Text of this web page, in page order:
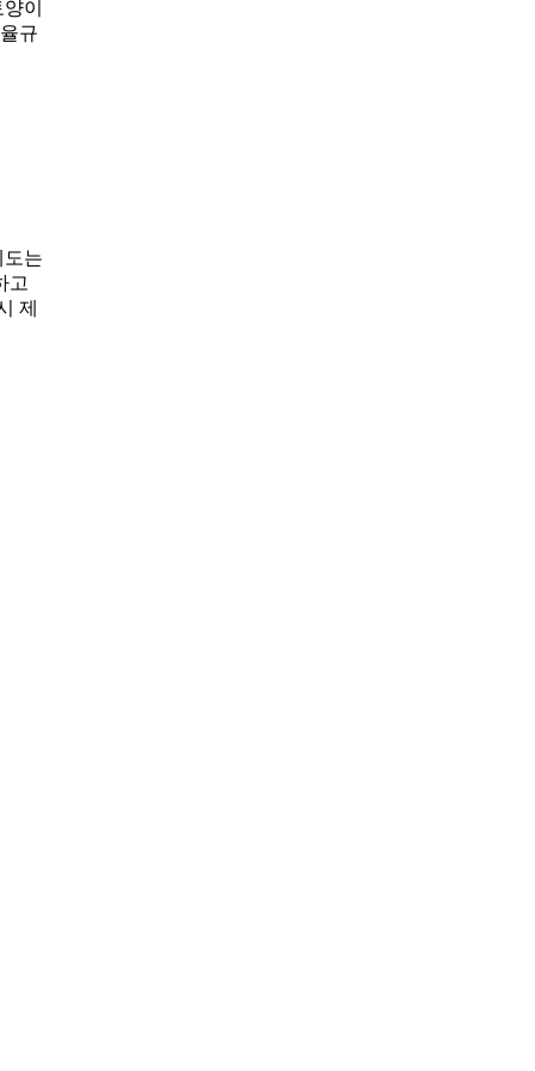
이
규
도는
고
제